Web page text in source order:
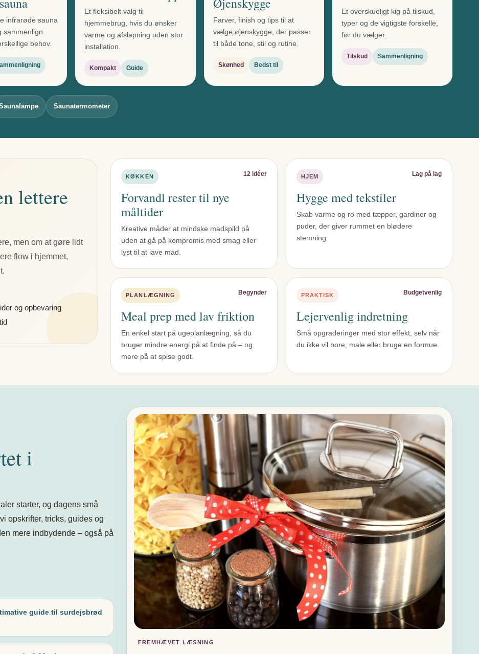
infrarøde sauna
sammenlign
behov.
Et fleksibelt valg til
hjemmebrug, hvis du ønsker
varme og afslapning uden stor
installation.
Kompakt Guide
Farver, finish og tips til at
vælge øjenskygge, der passer
til både tone, stil og rutine.
Skønhed Bedst til
Et overskueligt kig på tilskud,
typer og de vigtigste forskelle,
før du vælger.
Tilskud Sammenligning
Saunatermometer
lettere
men om at gøre lidt
flow i hjemmet,
og opbevaring
KØKKEN 12 idéer
Forvandl rester til nye
måltider
Kreative måder at mindske madspild på
uden at gå på kompromis med smag eller
lyst til at lave mad.
HJEM Lag på lag
Hygge med tekstiler
Skab varme og ro med tæpper, gardiner og
puder, der giver rummet en blødere
stemning.
PLANLÆGNING Begynder
Meal prep med lav friktion
En enkel start på ugeplanlægning, så du
bruger mindre energi på at finde på – og
mere på at spise godt.
PRAKTISK Budgetvenlig
Lejervenlig indretning
Små opgraderinger med stor effekt, selv når
du ikke vil bore, male eller bruge en formue.
i
starter, og dagens små
opskrifter, tricks, guides og
mere indbydende – også på
guide til surdejsbrød
FREMHÆVET LÆSNING